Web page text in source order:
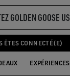
GOLDEN GOOSE US
ÊTES CONNECTÉ(E)
EXPÉRIENCES